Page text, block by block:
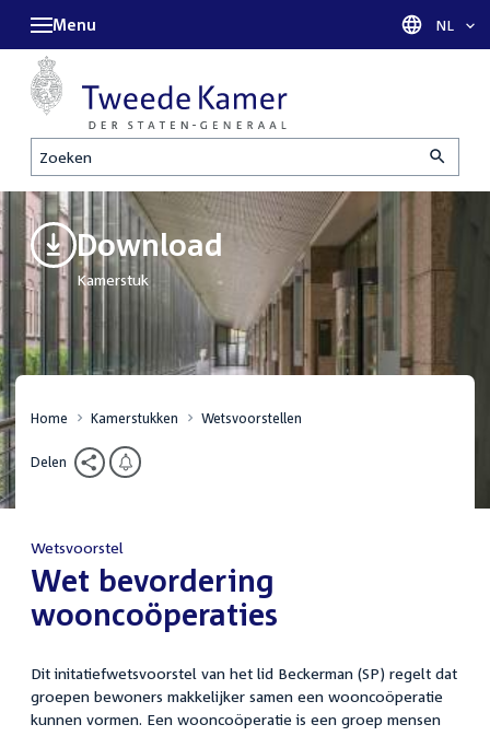
Zoeken
Menu Taal
NL
Download
Kamerstuk
Home Kamerstukken Wetsvoorstellen
Delen
Wetsvoorstel
:Wet bevordering
wooncoöperaties
Dit initatiefwetsvoorstel van het lid Beckerman (SP) regelt dat
groepen bewoners makkelijker samen een wooncoöperatie
kunnen vormen. Een wooncoöperatie is een groep mensen